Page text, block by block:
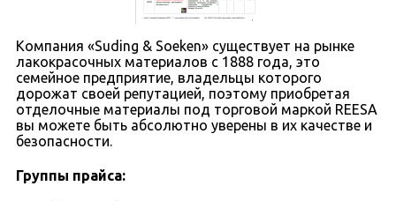
Компания «Suding & Soeken» существует на рынке
лакокрасочных материалов с 1888 года, это
семейное предприятие, владельцы которого
дорожат своей репутацией, поэтому приобретая
отделочные материалы под торговой маркой REESA
вы можете быть абсолютно уверены в их качестве и
безопасности.
Группы прайса: